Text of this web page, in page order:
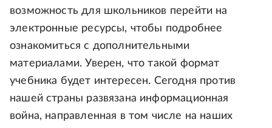
возможность для школьников перейти на
электронные ресурсы, чтобы подробнее
ознакомиться с дополнительными
материалами. Уверен, что такой формат
учебника будет интересен. Сегодня против
нашей страны развязана информационная
война, направленная в том числе на наших